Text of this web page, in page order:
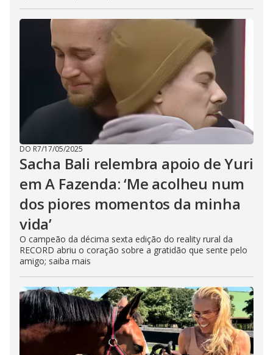
DO R7/17/05/2025
Sacha Bali relembra apoio de Yuri
em A Fazenda: ‘Me acolheu num
dos piores momentos da minha
vida’
O campeão da décima sexta edição do reality rural da
RECORD abriu o coração sobre a gratidão que sente pelo
amigo; saiba mais